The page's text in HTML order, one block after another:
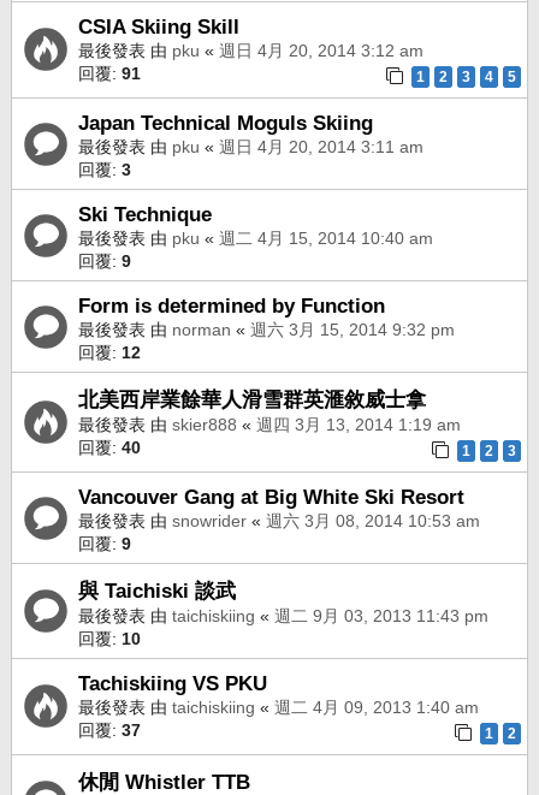
CSIA Skiing Skill
最後發表 由 pku « 週日 4月 20, 2014 3:12 am
回覆: 91 1 2 3 4 5
Japan Technical Moguls Skiing
最後發表 由 pku « 週日 4月 20, 2014 3:11 am
回覆: 3
Ski Technique
最後發表 由 pku « 週二 4月 15, 2014 10:40 am
回覆: 9
Form is determined by Function
最後發表 由 norman « 週六 3月 15, 2014 9:32 pm
回覆: 12
北美西岸業餘華人滑雪群英滙敘威士拿
最後發表 由 skier888 « 週四 3月 13, 2014 1:19 am
回覆: 40 1 2 3
Vancouver Gang at Big White Ski Resort
最後發表 由 snowrider « 週六 3月 08, 2014 10:53 am
回覆: 9
與 Taichiski 談武
最後發表 由 taichiskiing « 週二 9月 03, 2013 11:43 pm
回覆: 10
Tachiskiing VS PKU
最後發表 由 taichiskiing « 週二 4月 09, 2013 1:40 am
回覆: 37 1 2
休閒 Whistler TTB